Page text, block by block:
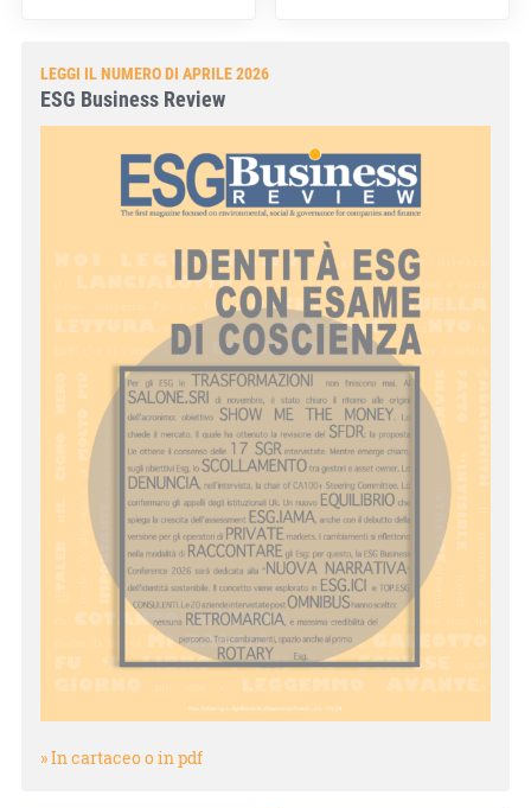
LEGGI IL NUMERO DI APRILE 2026
ESG Business Review
» In cartaceo o in pdf